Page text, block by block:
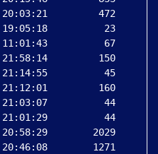
20:03:21         472
19:05:18          23
11:01:43          67
21:58:14         150
21:14:55          45
21:12:01         160
21:03:07          44
21:01:29          44
20:58:29        2029
20:46:08        1271